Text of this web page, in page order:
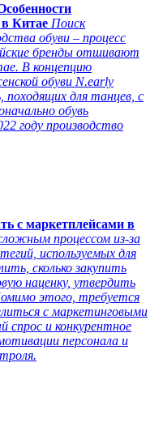
в Китае Поиск
обуви – процесс
бренды отшивают
В концепцию
обуви N.early
походящих для танцев, с
обувь
году производство
с маркетплейсами в
процессом из-за
используемых для
сколько закупить
наценку, утвердить
этого, требуется
с маркетинговыми
спрос и конкурентное
персонала и